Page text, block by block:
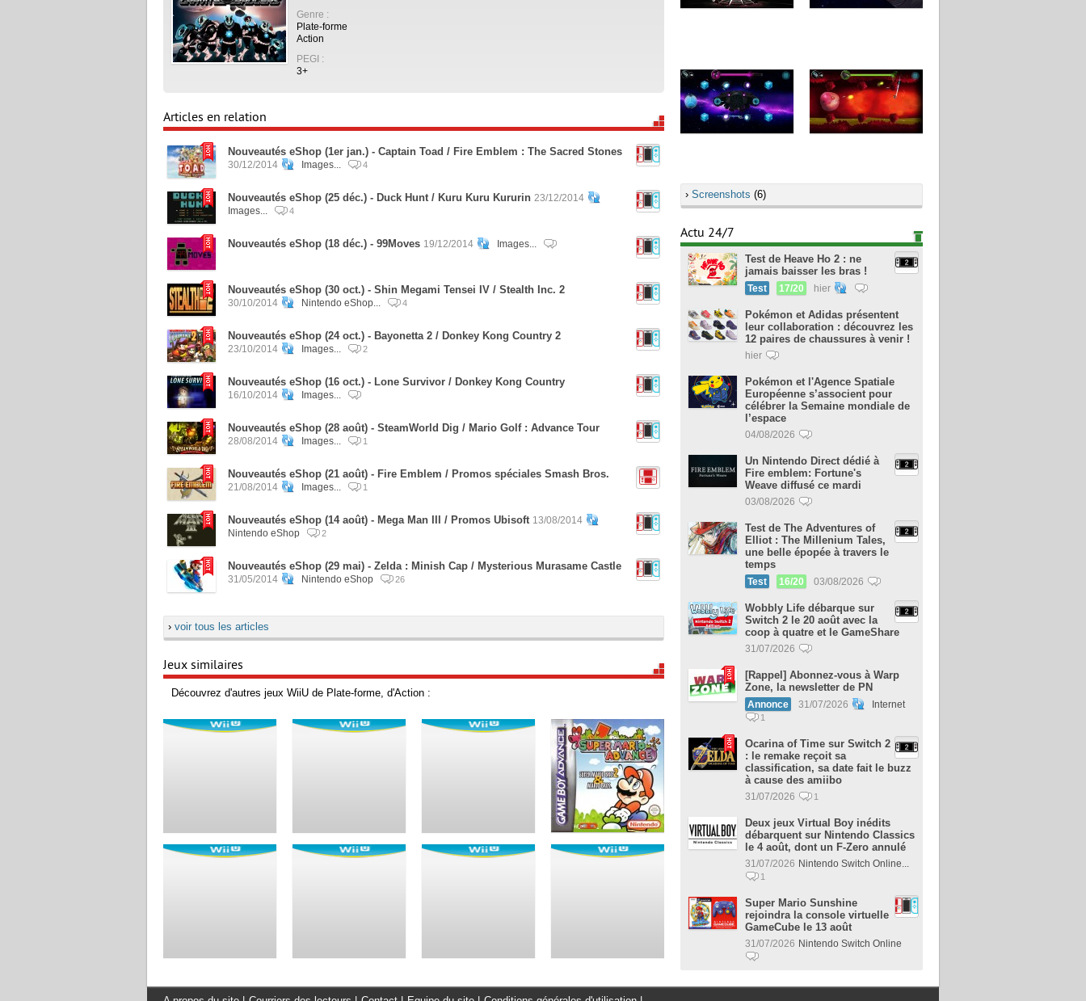
Genre :
Plate-forme
Action
PEGI :
3+
Articles en relation
Nouveautés eShop (1er jan.) - Captain Toad / Fire Emblem : The Sacred Stones
30/12/2014 Images... 4
Nouveautés eShop (25 déc.) - Duck Hunt / Kuru Kuru Kururin 23/12/2014
Images...
4
Nouveautés eShop (18 déc.) - 99Moves 19/12/2014 Images...
Nouveautés eShop (30 oct.) - Shin Megami Tensei IV / Stealth Inc. 2
30/10/2014 Nintendo eShop... 4
Nouveautés eShop (24 oct.) - Bayonetta 2 / Donkey Kong Country 2
23/10/2014 Images... 2
Nouveautés eShop (16 oct.) - Lone Survivor / Donkey Kong Country
16/10/2014 Images...
Nouveautés eShop (28 août) - SteamWorld Dig / Mario Golf : Advance Tour
28/08/2014 Images... 1
Nouveautés eShop (21 août) - Fire Emblem / Promos spéciales Smash Bros.
21/08/2014 Images... 1
Nouveautés eShop (14 août) - Mega Man III / Promos Ubisoft 13/08/2014
Nintendo eShop
2
Nouveautés eShop (29 mai) - Zelda : Minish Cap / Mysterious Murasame Castle
31/05/2014 Nintendo eShop 26
› voir tous les articles
Jeux similaires
Découvrez d'autres jeux WiiU de Plate-forme, d'Action :
› Screenshots (6)
Actu 24/7
Test de Heave Ho 2 : ne
jamais baisser les bras !
Test 17/20 hier
Pokémon et Adidas présentent
leur collaboration : découvrez les
12 paires de chaussures à venir !
hier
Pokémon et l'Agence Spatiale
Européenne s’associent pour
célébrer la Semaine mondiale de
l’espace
04/08/2026
Un Nintendo Direct dédié à
Fire emblem: Fortune's
Weave diffusé ce mardi
03/08/2026
Test de The Adventures of
Elliot : The Millenium Tales,
une belle épopée à travers le
temps
Test 16/20 03/08/2026
Wobbly Life débarque sur
Switch 2 le 20 août avec la
coop à quatre et le GameShare
31/07/2026
[Rappel] Abonnez-vous à Warp
Zone, la newsletter de PN
Annonce 31/07/2026 Internet
1
Ocarina of Time sur Switch 2
: le remake reçoit sa
classification, sa date fait le buzz
à cause des amiibo
31/07/2026 1
Deux jeux Virtual Boy inédits
débarquent sur Nintendo Classics
le 4 août, dont un F-Zero annulé
31/07/2026 Nintendo Switch Online...
1
Super Mario Sunshine
rejoindra la console virtuelle
GameCube le 13 août
31/07/2026 Nintendo Switch Online